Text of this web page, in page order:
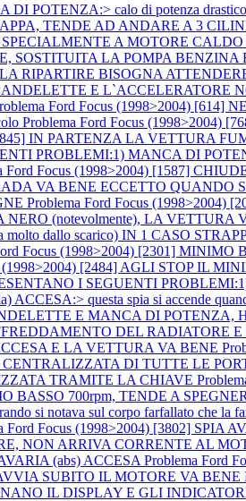
DI POTENZA:> calo di potenza
TENDE AD ANDARE A 3
A MOTORE CALDO
SOSTITUITA LA POMPA
RIPARTIRE BISOGNA
E L`ACCELERATORE
Ford Focus (1998>2004) [614]
Problema Ford Focus (1998>2004)
[845] IN PARTENZA LA VETTURA
PROBLEMI:1) MANCA DI
Ford Focus (1998>2004) [1587]
VA BENE ECCETTO
Problema Ford Focus
NERO (notevolmente), LA VETTURA
molto dallo scarico) IN 1 CASO
Focus (1998>2004) [2301]
(1998>2004) [2484] AGLI STOP IL
I SEGUENTI
ACCESA:> questa spia si accende
E MANCA DI POTENZA,
DEL RADIATORE
E LA VETTURA VA BENE
DI TUTTE LE PORTE
TRAMITE LA CHIAVE
BASSO 700rpm, TENDE A
si notava sul corpo farfallato che la
Ford Focus (1998>2004) [3802]
NON ARRIVA CORRENTE AL
(abs) ACCESA Problema Ford
SUBITO IL MOTORE VA
IL DISPLAY E GLI